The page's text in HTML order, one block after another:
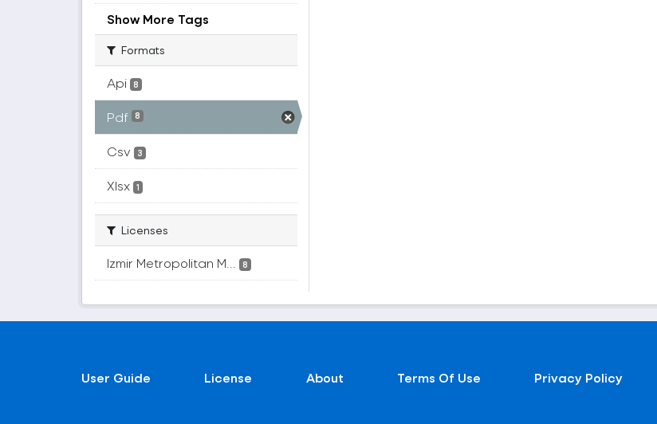
Show More Tags
Formats
Api 8
Pdf 8
Csv 3
Xlsx 1
Licenses
Izmir Metropolitan M... 8
User Guide License About Terms Of Use Privacy Policy